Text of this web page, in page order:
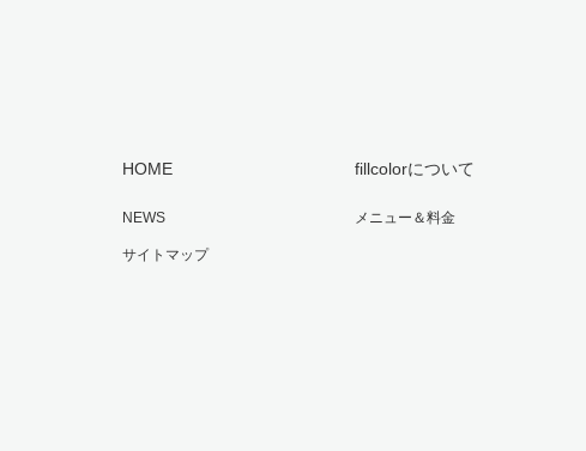
HOME
NEWS
サイトマップ
fillcolorについて
メニュー＆料金